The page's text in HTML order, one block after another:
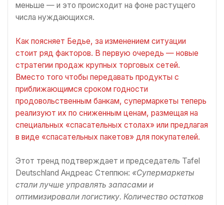
меньше — и это происходит на фоне растущего
числа нуждающихся.
Как поясняет Бедье, за изменением ситуации
стоит ряд факторов. В первую очередь — новые
стратегии продаж крупных торговых сетей.
Вместо того чтобы передавать продукты с
приближающимся сроком годности
продовольственным банкам, супермаркеты теперь
реализуют их по сниженным ценам, размещая на
специальных «спасательных столах» или предлагая
в виде «спасательных пакетов» для покупателей.
Этот тренд подтверждает и председатель Tafel
Deutschland Андреас Степпюн: «Супермаркеты
стали лучше управлять запасами и
оптимизировали логистику. Количество остатков